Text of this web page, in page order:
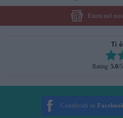
Entra nel
Ti
Rate
Rating: 5.0/
Condividi su